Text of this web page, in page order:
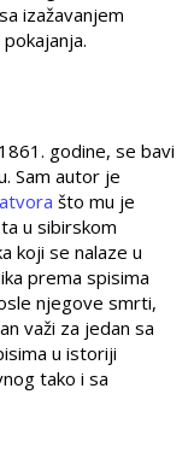
izažavanjem
godine, se bavi
Sam autor je
što mu je
u sibirskom
koji se nalaze u
prema spisima
njegove smrti,
važi za jedan sa
u istoriji
tako i sa